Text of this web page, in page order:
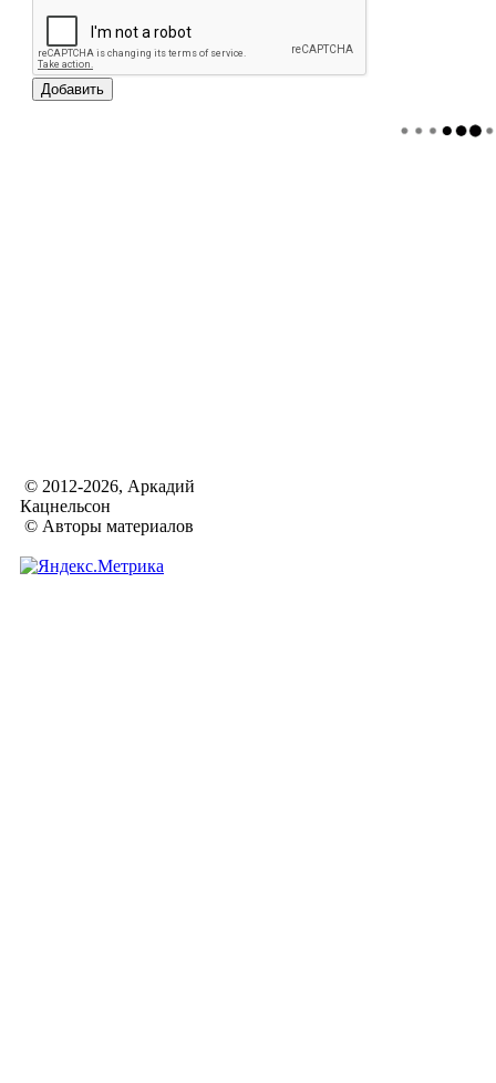
© 2012-2026, Аркадий
Кацнельсон
© Авторы материалов